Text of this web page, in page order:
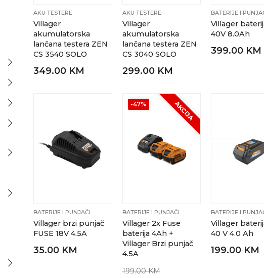
AKU TESTERE
Villager
akumulatorska
lančana testera ZEN
CS 3540 SOLO
349.00 KM
AKU TESTERE
Villager
akumulatorska
lančana testera ZEN
CS 3040 SOLO
299.00 KM
BATERIJE I
Villager
40V 8.0Ah
399.00 KM
BATERIJE I PUNJAČI
Villager brzi punjač
FUSE 18V 4.5A
35.00 KM
-47% AKCIJA
BATERIJE I PUNJAČI
Villager 2x Fuse
baterija 4Ah +
Villager Brzi punjač
4.5A
199.00 KM
BATERIJE I
Villager
40 V 4.0 Ah
199.00 KM